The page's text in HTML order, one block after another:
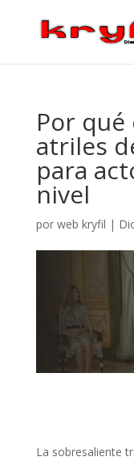
Por
atriles
para
nivel
por web kryfil |
La sobresaliente